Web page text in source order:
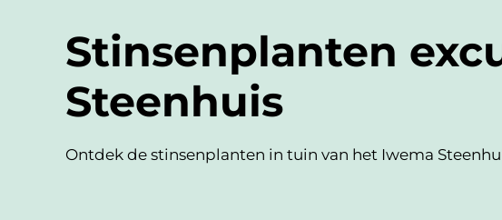
Stinsenplanten
Steenhuis
Ontdek de stinsenplanten in tuin van het Iwema